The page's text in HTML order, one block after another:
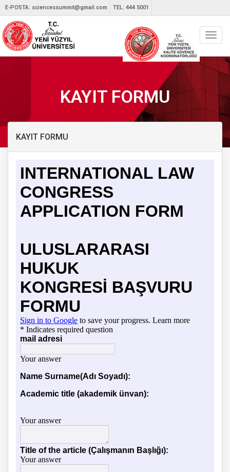
E-POSTA: sciencessummit@gmail.com TEL: 444 5001
KAYIT FORMU
KAYIT FORMU